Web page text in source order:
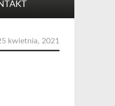
kwietnia, 2021